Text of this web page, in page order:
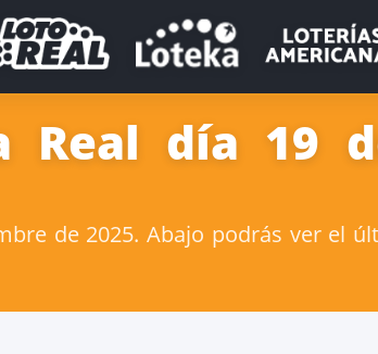
Real día 19
de 2025. Abajo podrás ver el